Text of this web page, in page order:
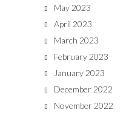
May 2023
April 2023
March 2023
February 2023
January 2023
December 2022
November 2022